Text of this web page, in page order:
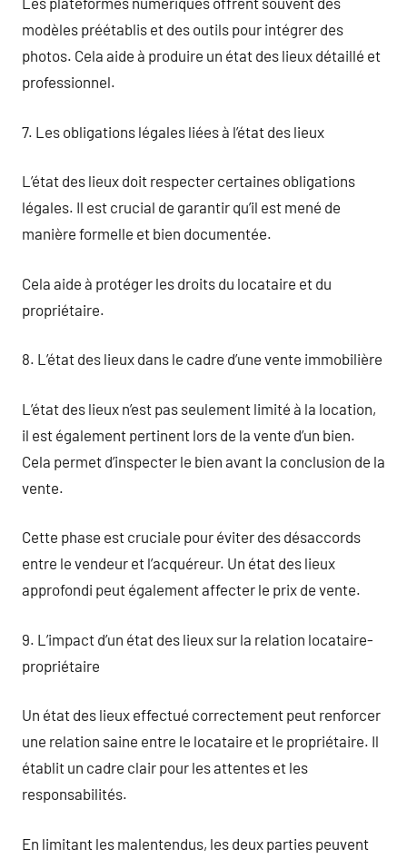
modèles préétablis et des outils pour intégrer des
photos. Cela aide à produire un état des lieux détaillé et
professionnel.
7. Les obligations légales liées à l’état des lieux
L’état des lieux doit respecter certaines obligations
légales. Il est crucial de garantir qu’il est mené de
manière formelle et bien documentée.
Cela aide à protéger les droits du locataire et du
propriétaire.
8. L’état des lieux dans le cadre d’une vente immobilière
L’état des lieux n’est pas seulement limité à la location,
il est également pertinent lors de la vente d’un bien.
Cela permet d’inspecter le bien avant la conclusion de la
vente.
Cette phase est cruciale pour éviter des désaccords
entre le vendeur et l’acquéreur. Un état des lieux
approfondi peut également affecter le prix de vente.
9. L’impact d’un état des lieux sur la relation locataire-
propriétaire
Un état des lieux effectué correctement peut renforcer
une relation saine entre le locataire et le propriétaire. Il
établit un cadre clair pour les attentes et les
responsabilités.
En limitant les malentendus, les deux parties peuvent